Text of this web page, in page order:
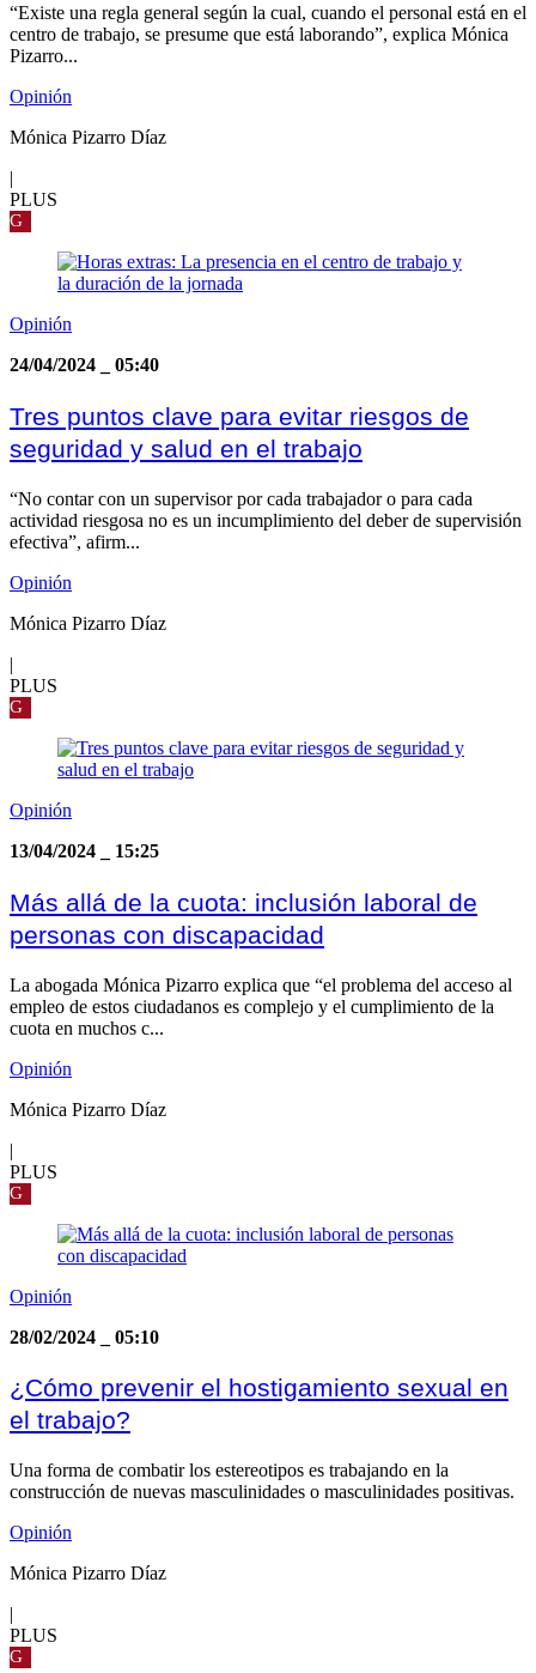
“Existe una regla general según la cual, cuando el personal está en el
centro de trabajo, se presume que está laborando”, explica Mónica
Pizarro...
Opinión
Mónica Pizarro Díaz
|
PLUS
G
Opinión
24/04/2024
05:40
Tres puntos clave para evitar riesgos de
seguridad y salud en el trabajo
“No contar con un supervisor por cada trabajador o para cada
actividad riesgosa no es un incumplimiento del deber de supervisión
efectiva”, afirm...
Opinión
Mónica Pizarro Díaz
|
PLUS
G
Opinión
13/04/2024
15:25
Más allá de la cuota: inclusión laboral de
personas con discapacidad
La abogada Mónica Pizarro explica que “el problema del acceso al
empleo de estos ciudadanos es complejo y el cumplimiento de la
cuota en muchos c...
Opinión
Mónica Pizarro Díaz
|
PLUS
G
Opinión
28/02/2024
05:10
¿Cómo prevenir el hostigamiento sexual en
el trabajo?
Una forma de combatir los estereotipos es trabajando en la
construcción de nuevas masculinidades o masculinidades positivas.
Opinión
Mónica Pizarro Díaz
|
PLUS
G